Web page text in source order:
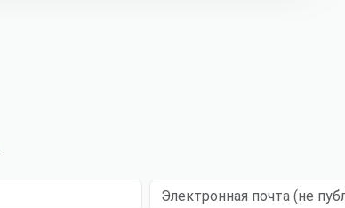
Электронная почта (не